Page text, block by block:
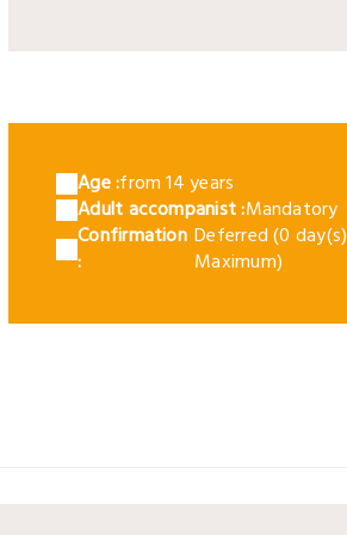
Age :from 14 years
Adult accompanist :Mandatory
Confirmation
:
Deferred (0 day(s)
Maximum)